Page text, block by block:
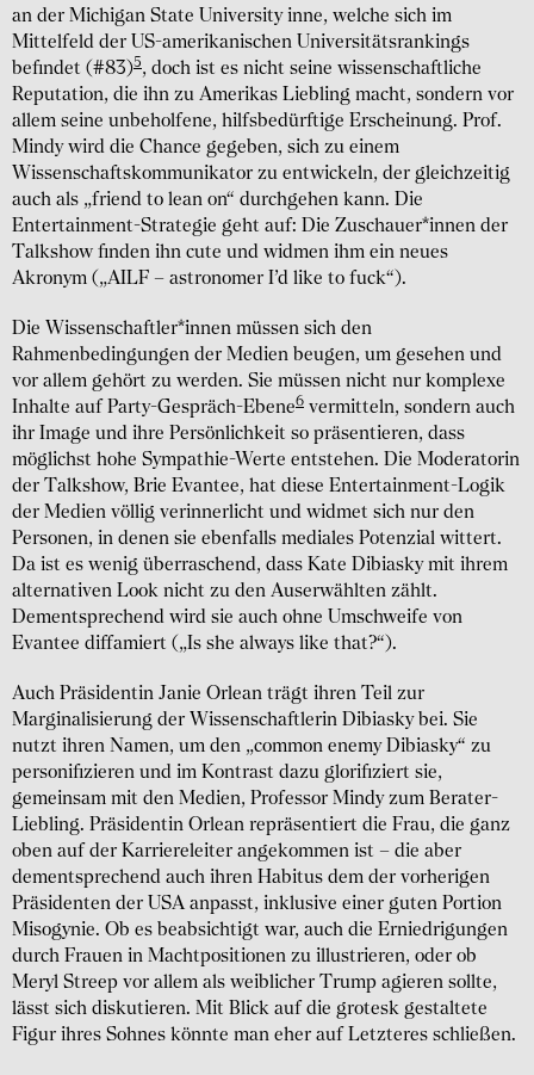
an der Michigan State University inne, welche sich im
Mittelfeld der US-amerikanischen Universitätsrankings
befindet (#83)5, doch ist es nicht seine wissenschaftliche
Reputation, die ihn zu Amerikas Liebling macht, sondern vor
allem seine unbeholfene, hilfsbedürftige Erscheinung. Prof.
Mindy wird die Chance gegeben, sich zu einem
Wissenschaftskommunikator zu entwickeln, der gleichzeitig
auch als „friend to lean on“ durchgehen kann. Die
Entertainment-Strategie geht auf: Die Zuschauer*innen der
Talkshow finden ihn cute und widmen ihm ein neues
Akronym („AILF – astronomer I’d like to fuck“).
Die Wissenschaftler*innen müssen sich den
Rahmenbedingungen der Medien beugen, um gesehen und
vor allem gehört zu werden. Sie müssen nicht nur komplexe
Inhalte auf Party-Gespräch-Ebene6 vermitteln, sondern auch
ihr Image und ihre Persönlichkeit so präsentieren, dass
möglichst hohe Sympathie-Werte entstehen. Die Moderatorin
der Talkshow, Brie Evantee, hat diese Entertainment-Logik
der Medien völlig verinnerlicht und widmet sich nur den
Personen, in denen sie ebenfalls mediales Potenzial wittert.
Da ist es wenig überraschend, dass Kate Dibiasky mit ihrem
alternativen Look nicht zu den Auserwählten zählt.
Dementsprechend wird sie auch ohne Umschweife von
Evantee diffamiert („Is she always like that?“).
Auch Präsidentin Janie Orlean trägt ihren Teil zur
Marginalisierung der Wissenschaftlerin Dibiasky bei. Sie
nutzt ihren Namen, um den „common enemy Dibiasky“ zu
personifizieren und im Kontrast dazu glorifiziert sie,
gemeinsam mit den Medien, Professor Mindy zum Berater-
Liebling. Präsidentin Orlean repräsentiert die Frau, die ganz
oben auf der Karriereleiter angekommen ist – die aber
dementsprechend auch ihren Habitus dem der vorherigen
Präsidenten der USA anpasst, inklusive einer guten Portion
Misogynie. Ob es beabsichtigt war, auch die Erniedrigungen
durch Frauen in Machtpositionen zu illustrieren, oder ob
Meryl Streep vor allem als weiblicher Trump agieren sollte,
lässt sich diskutieren. Mit Blick auf die grotesk gestaltete
Figur ihres Sohnes könnte man eher auf Letzteres schließen.